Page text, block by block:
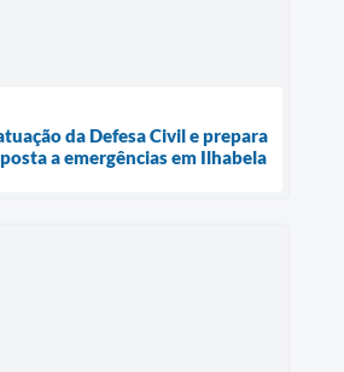
da Defesa Civil e prepara
a emergências em Ilhabela